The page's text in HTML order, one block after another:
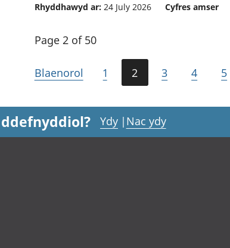
Rhyddhawyd ar: 24 July 2026 Cyfres amser
Page 2 of 50
Blaenorol 1 2 3 4 5
Ydy | Nac ydy